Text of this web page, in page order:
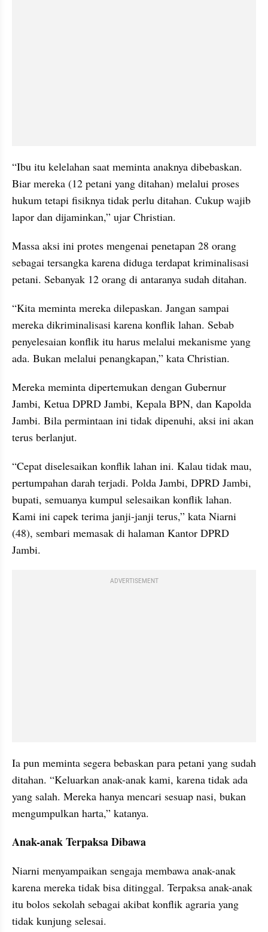
“Ibu itu kelelahan saat meminta anaknya dibebaskan.
Biar mereka (12 petani yang ditahan) melalui proses
hukum tetapi fisiknya tidak perlu ditahan. Cukup wajib
lapor dan dijaminkan,” ujar Christian.
Massa aksi ini protes mengenai penetapan 28 orang
sebagai tersangka karena diduga terdapat kriminalisasi
petani. Sebanyak 12 orang di antaranya sudah ditahan.
“Kita meminta mereka dilepaskan. Jangan sampai
mereka dikriminalisasi karena konflik lahan. Sebab
penyelesaian konflik itu harus melalui mekanisme yang
ada. Bukan melalui penangkapan,” kata Christian.
Mereka meminta dipertemukan dengan Gubernur
Jambi, Ketua DPRD Jambi, Kepala BPN, dan Kapolda
Jambi. Bila permintaan ini tidak dipenuhi, aksi ini akan
terus berlanjut.
“Cepat diselesaikan konflik lahan ini. Kalau tidak mau,
pertumpahan darah terjadi. Polda Jambi, DPRD Jambi,
bupati, semuanya kumpul selesaikan konflik lahan.
Kami ini capek terima janji-janji terus,” kata Niarni
(48), sembari memasak di halaman Kantor DPRD
Jambi.
ADVERTISEMENT
Ia pun meminta segera bebaskan para petani yang sudah
ditahan. “Keluarkan anak-anak kami, karena tidak ada
yang salah. Mereka hanya mencari sesuap nasi, bukan
mengumpulkan harta,” katanya.
Anak-anak Terpaksa Dibawa
Niarni menyampaikan sengaja membawa anak-anak
karena mereka tidak bisa ditinggal. Terpaksa anak-anak
itu bolos sekolah sebagai akibat konflik agraria yang
tidak kunjung selesai.